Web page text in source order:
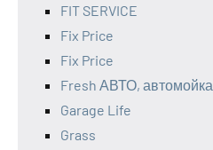
FIT SERVICE
Fix Price
Fix Price
Fresh АВТО, автомойка
Garage Life
Grass